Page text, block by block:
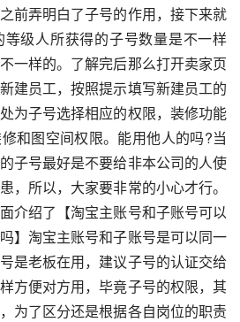
前弄明白了子号的作用，接下来就
级人所获得的子号数量是不一样
一样的。了解完后那么打开卖家页
建员工，按照提示填写新建员工的
为子号选择相应的权限，装修功能
和图空间权限。能用他人的吗?当
子号最好是不要给非本公司的人使
，所以，大家要非常的小心才行。
介绍了【淘宝主账号和子账号可以
】淘宝主账号和子账号是可以同一
是老板在用，建议子号的认证交给
方便对方用，毕竟子号的权限，其
为了区分还是根据各自岗位的职责